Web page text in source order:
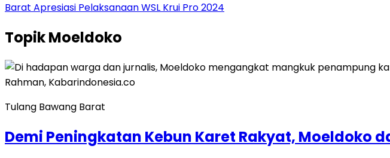
Barat Apresiasi Pelaksanaan WSL Krui Pro 2024
TopikMoeldoko
Tulang Bawang Barat
Demi Peningkatan Kebun Karet Rakyat, Moeldoko